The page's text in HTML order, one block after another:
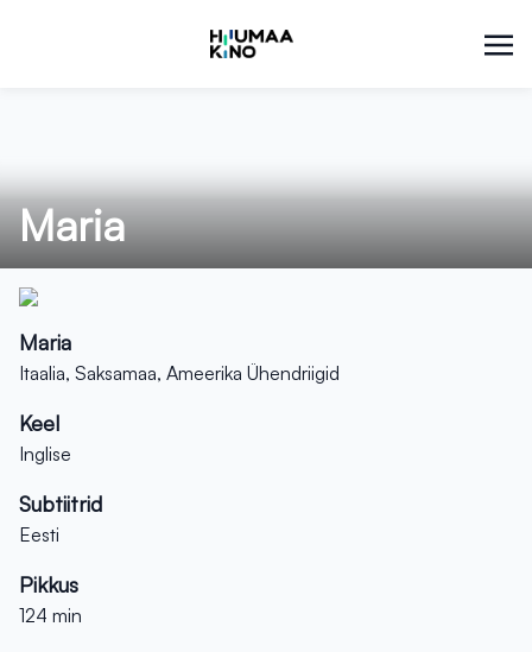
Maria
Maria
Itaalia, Saksamaa, Ameerika Ühendriigid
Keel
Inglise
Subtiitrid
Eesti
Pikkus
124 min